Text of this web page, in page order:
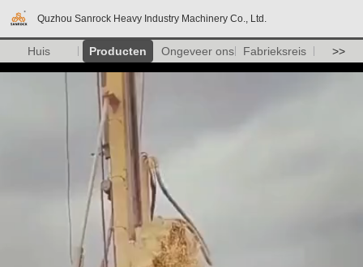
Quzhou Sanrock Heavy Industry Machinery Co., Ltd.
Huis Producten Ongeveer ons Fabrieksreis >>